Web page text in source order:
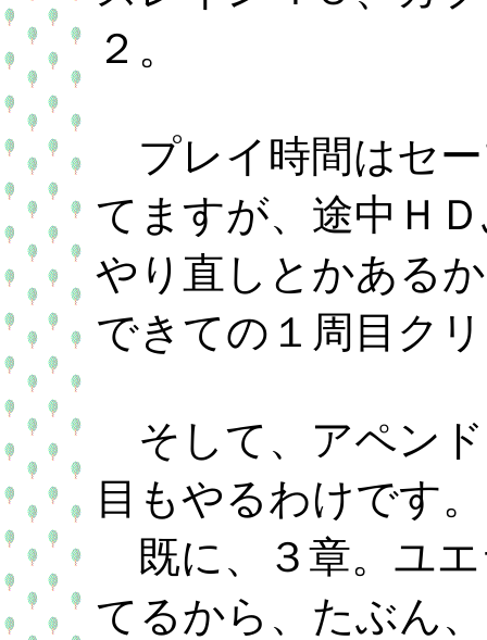
２。
プレイ時間はセ
てますが、途中Ｈ
やり直しとかある
できての１周目ク
そして、アペン
目もやるわけです。
既に、３章。ユ
てるから、たぶん